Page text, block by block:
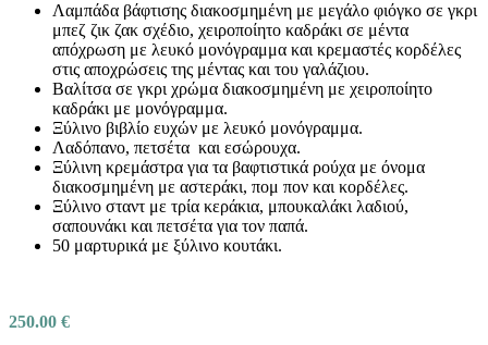
Λαμπάδα βάφτισης διακοσμημένη με μεγάλο φιόγκο σε γκρι
μπεζ ζικ ζακ σχέδιο, χειροποίητο καδράκι σε μέντα
απόχρωση με λευκό μονόγραμμα και κρεμαστές κορδέλες
στις αποχρώσεις της μέντας και του γαλάζιου.
Βαλίτσα σε γκρι χρώμα διακοσμημένη με χειροποίητο
καδράκι με μονόγραμμα.
Ξύλινο βιβλίο ευχών με λευκό μονόγραμμα.
Λαδόπανο, πετσέτα και εσώρουχα.
Ξύλινη κρεμάστρα για τα βαφτιστικά ρούχα με όνομα
διακοσμημένη με αστεράκι, πομ πον και κορδέλες.
Ξύλινο σταντ με τρία κεράκια, μπουκαλάκι λαδιού,
σαπουνάκι και πετσέτα για τον παπά.
50 μαρτυρικά με ξύλινο κουτάκι.
250.00 €